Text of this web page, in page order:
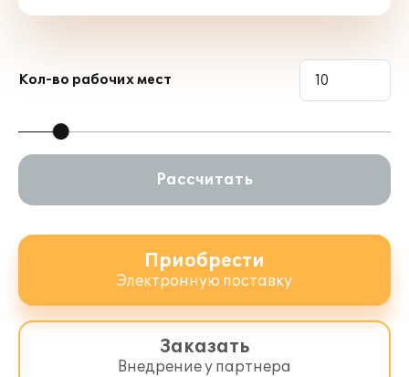
Кол-во рабочих мест
Рассчитать
Приобрести
Электронную поставку
Заказать
Внедрение у партнера